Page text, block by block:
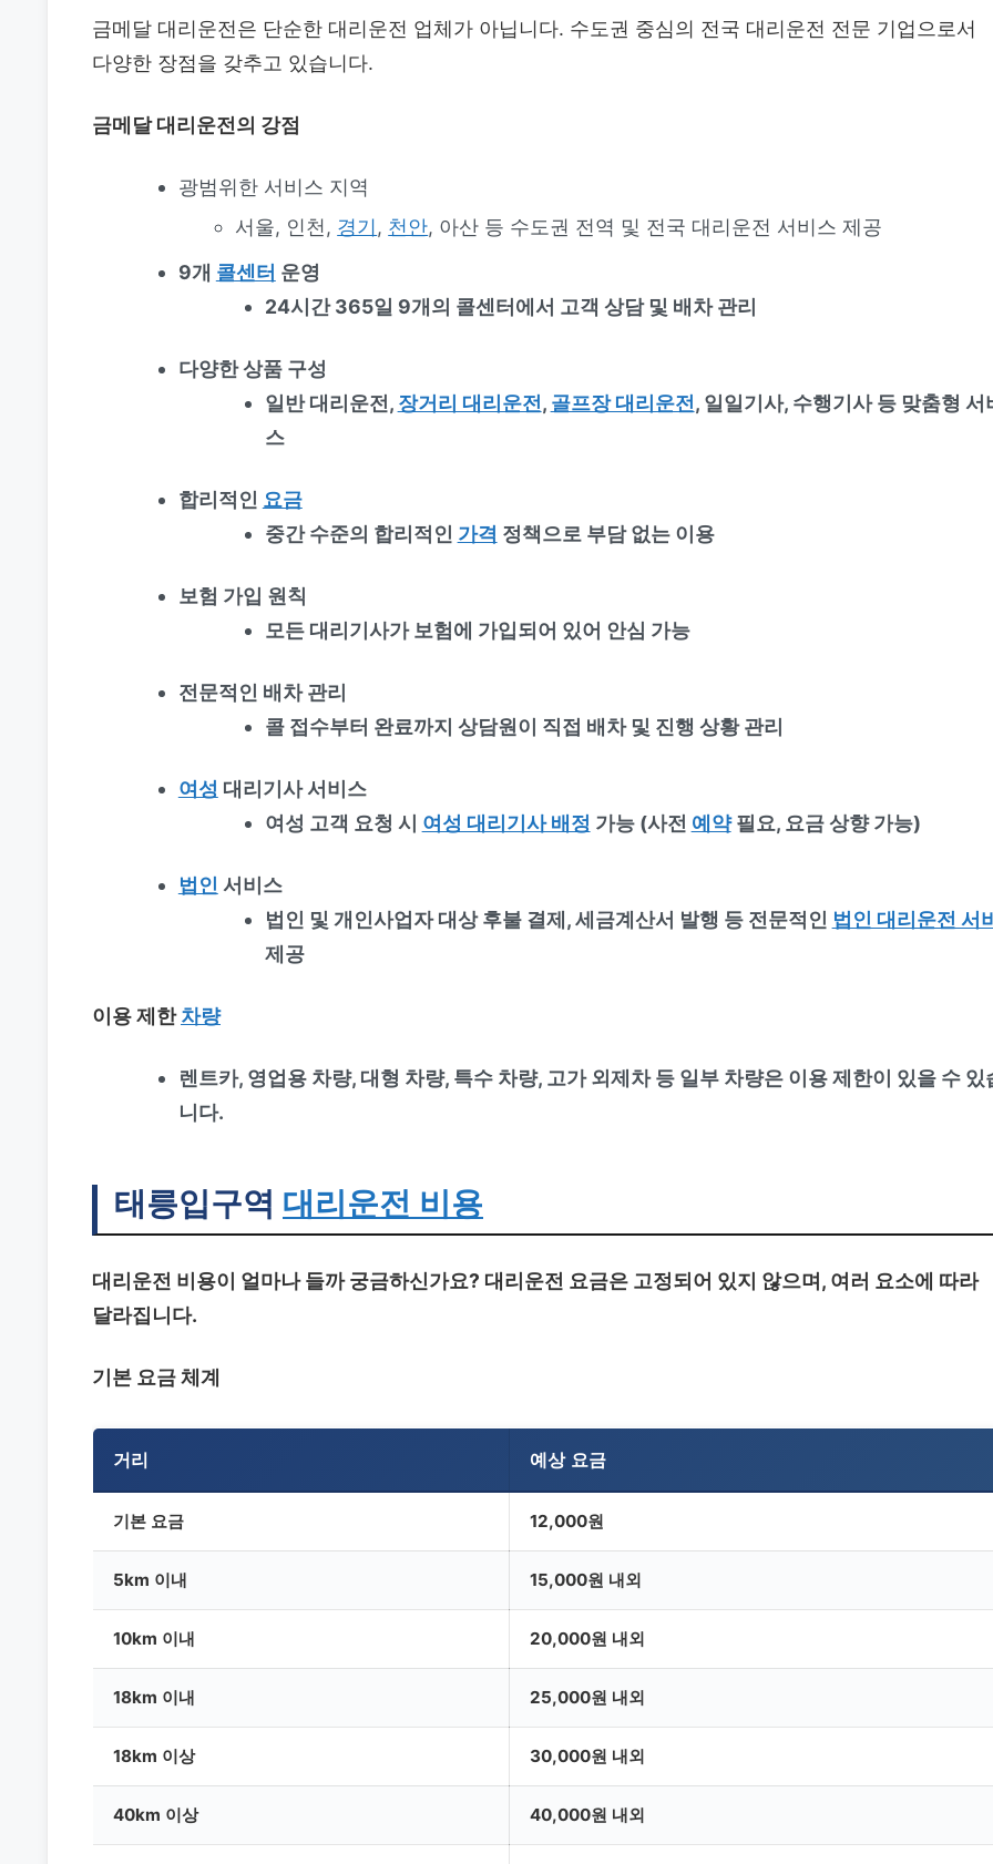
금메달 대리운전은 단순한 대리운전 업체가 아닙니다. 수도권 중심의 전국 대리운전 전문 기업으로서
다양한 장점을 갖추고 있습니다.
금메달 대리운전의 강점
광범위한 서비스 지역
서울, 인천, 경기 , 천안, 아산 등 수도권 전역 및 전국 대리운전 서비스 제공
9개 콜센터 운영
24시간 365일 9개의 콜센터에서 고객 상담 및 배차 관리
다양한 상품 구성
일반 대리운전, 장거리 대리운전 , 골프장 대리운전 , 일일기사, 수행기사 등 맞춤형 서
스
합리적인 요금
중간 수준의 합리적인 가격 정책으로 부담 없는 이용
보험 가입 원칙
모든 대리기사가 보험에 가입되어 있어 안심 가능
전문적인 배차 관리
콜 접수부터 완료까지 상담원이 직접 배차 및 진행 상황 관리
여성 대리기사 서비스
여성 고객 요청 시 여성 대리기사 배정 가능 (사전 예약필요, 요금 상향 가능)
법인 서비스
법인 및 개인사업자 대상 후불 결제, 세금계산서 발행 등 전문적인 법인 대리운전 서
제공
이용 제한차량
렌트카, 영업용 차량, 대형 차량, 특수 차량, 고가 외제차 등 일부 차량은 이용 제한이 있을 수 있
니다.
태릉입구역 대리운전 비용
대리운전 비용이 얼마나 들까 궁금하신가요? 대리운전 요금은 고정되어 있지 않으며, 여러 요소에 따라
달라집니다.
기본 요금 체계
거리 예상 요금
기본 요금 12,000원
5km 이내 15,000원 내외
10km 이내 20,000원 내외
18km 이내 25,000원 내외
18km 이상 30,000원 내외
40km 이상 40,000원 내외